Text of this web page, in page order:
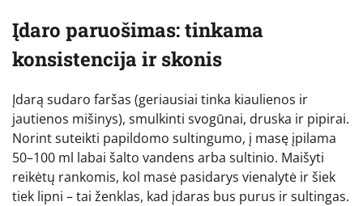
Įdaro paruošimas: tinkama
konsistencija ir skonis
Įdarą sudaro faršas (geriausiai tinka kiaulienos ir
jautienos mišinys), smulkinti svogūnai, druska ir pipirai.
Norint suteikti papildomo sultingumo, į masę įpilama
50–100 ml labai šalto vandens arba sultinio. Maišyti
reikėtų rankomis, kol masė pasidarys vienalytė ir šiek
tiek lipni – tai ženklas, kad įdaras bus purus ir sultingas.